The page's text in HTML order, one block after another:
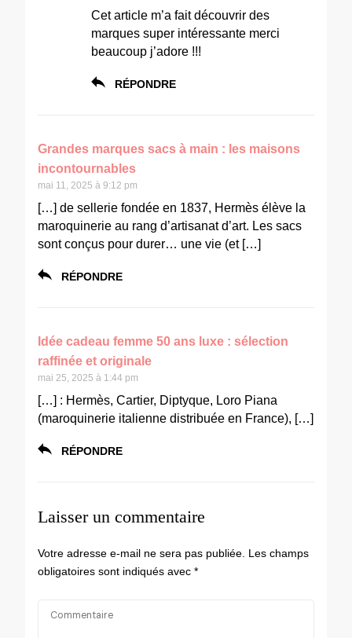
Cet article m’a fait découvrir des
marques super intéressante merci
beaucoup j’adore !!!
RÉPONDRE
Grandes marques sacs à main : les maisons
incontournables
mai 11, 2025 à 9:12 pm
[…] de sellerie fondée en 1837, Hermès élève la
maroquinerie au rang d’artisanat d’art. Les sacs
sont conçus pour durer… une vie (et […]
RÉPONDRE
Idée cadeau femme 50 ans luxe : sélection
raffinée et originale
mai 25, 2025 à 1:44 pm
[…] : Hermès, Cartier, Diptyque, Loro Piana
(maroquinerie italienne distribuée en France), […]
RÉPONDRE
Laisser un commentaire
Votre adresse e-mail ne sera pas publiée. Les champs
obligatoires sont indiqués avec *